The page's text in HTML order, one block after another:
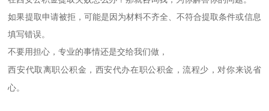
如果提取申请被拒，可能是因为材料不齐全、不符合提取条件或信息
填写错误。
不要用担心，专业的事情还是交给我们做，
西安代取离职公积金， 西安代办在职公积金，流程少，对你来说省
心。